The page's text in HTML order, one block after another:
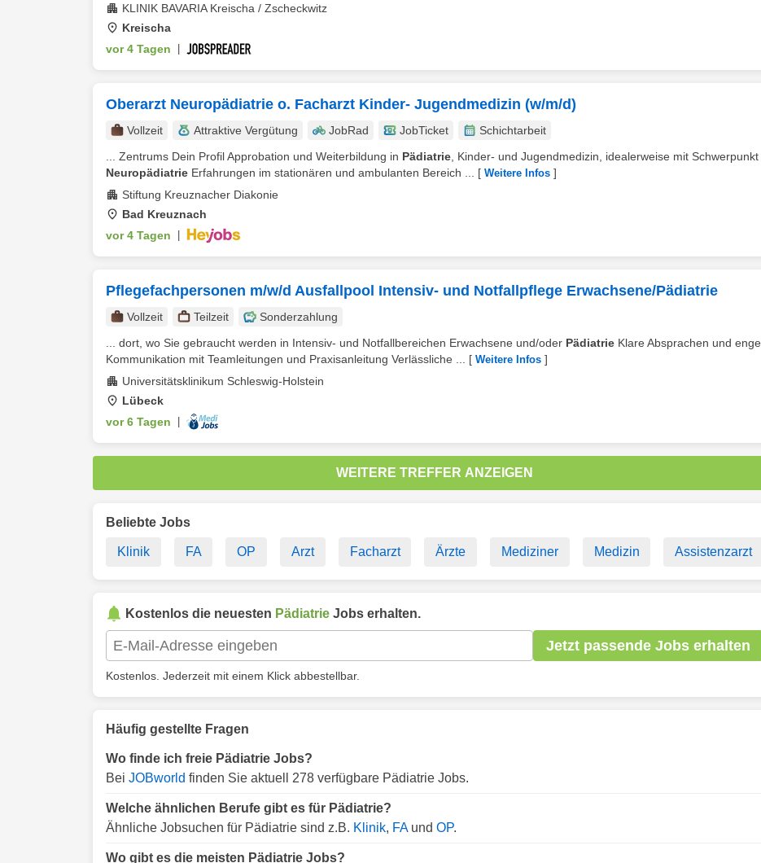
KLINIK BAVARIA Kreischa / Zscheckwitz
Kreischa
vor 4 Tagen
Oberarzt Neuropädiatrie o. Facharzt Kinder- Jugendmedizin (w/m/d)
Vollzeit Attraktive Vergütung JobRad JobTicket
Schichtarbeit
... Zentrums Dein Profil Approbation und Weiterbildung in Pädiatrie , Kinder- und Jugendmedizin, idealerweise mit Schwerpunkt
Neuropädiatrie Erfahrungen im stationären und ambulanten Bereich ... [ Weitere Infos ]
Stiftung Kreuznacher Diakonie
Bad Kreuznach
vor 4 Tagen
Pflegefachpersonen m/w/d Ausfallpool Intensiv- und Notfallpflege Erwachsene/Pädiatrie
Vollzeit Teilzeit
Sonderzahlung
... dort, wo Sie gebraucht werden in Intensiv- und Notfallbereichen Erwachsene und/oder Pädiatrie Klare Absprachen und enge
Kommunikation mit Teamleitungen und Praxisanleitung Verlässliche ...
[ Weitere Infos ]
Universitätsklinikum Schleswig-Holstein
Lübeck
vor 6 Tagen
WEITERE TREFFER ANZEIGEN
Beliebte Jobs
Klinik FA OP Arzt Facharzt Ärzte Mediziner Medizin Assistenzarzt
Kostenlos die neuesten Pädiatrie Jobs erhalten.
Jetzt passende Jobs erhalten
Kostenlos. Jederzeit mit einem Klick abbestellbar.
Häufig gestellte Fragen
Wo finde ich freie Pädiatrie Jobs?
Bei JOBworld finden Sie aktuell 278 verfügbare Pädiatrie Jobs.
Welche ähnlichen Berufe gibt es für Pädiatrie?
Ähnliche Jobsuchen für Pädiatrie sind z.B. Klinik, FAund OP.
Wo gibt es die meisten Pädiatrie Jobs?